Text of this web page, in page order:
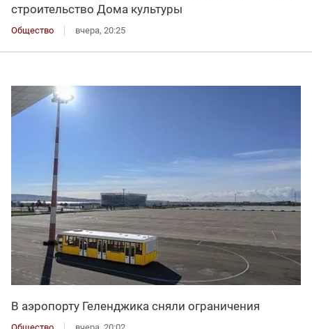
строительство Дома культуры
Общество вчера, 20:25
В аэропорту Геленджика сняли ограничения